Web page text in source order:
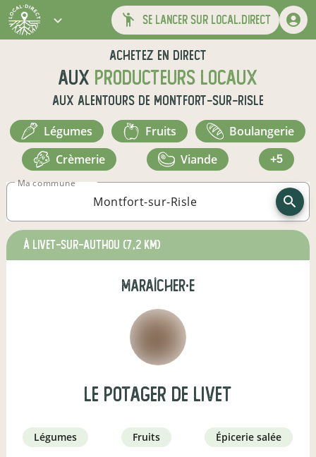
se lancer sur local.direct
Achetez en direct
aux producteurs locaux
aux alentours de Montfort-sur-Risle
légumes fruits
boulangerie
crèmerie
viande +5
Ma commune
à Livet-sur-Authou (7,2 km)
maraîcher·e
Le Potager de Livet
légumes fruits épicerie salée